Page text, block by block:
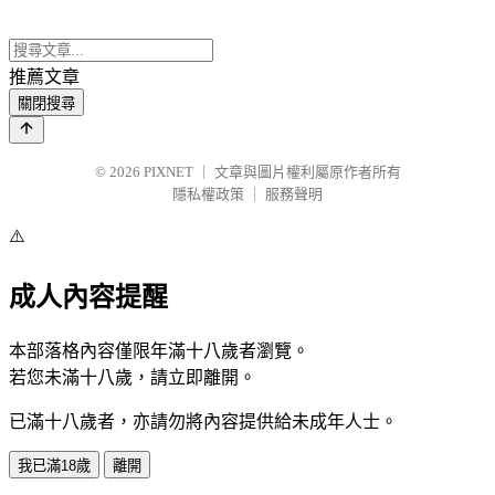
推薦文章
關閉搜尋
© 2026 PIXNET
文章與圖片權利屬原作者所有
隱私權政策
服務聲明
⚠️
成人內容提醒
本部落格內容僅限年滿十八歲者瀏覽。
若您未滿十八歲，請立即離開。
已滿十八歲者，亦請勿將內容提供給未成年人士。
我已滿18歲 離開